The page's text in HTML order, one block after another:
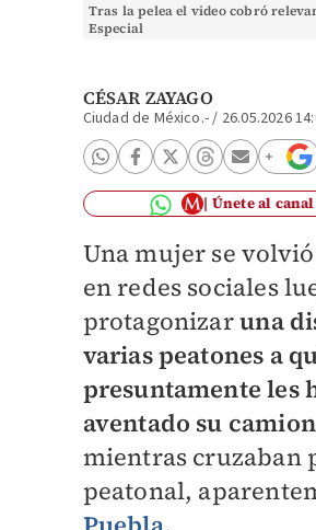
Tras la pelea el video cobró
Especial
CÉSAR ZAYAGO
Ciudad de México.-/ 26.05.2026
Únete al
Una mujer se
en redes sociales
protagonizaruna
varias peatones a
presuntamente les
aventado su
mientras cruzaban
peatonal,